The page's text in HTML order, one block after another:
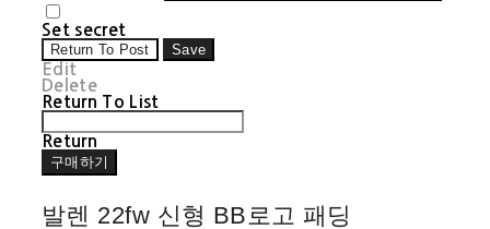
Set secret
Return To Post
Save
Edit
Delete
Return To List
Return
구매하기
발렌 22fw 신형 BB로고 패딩